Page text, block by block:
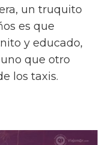
un truquito
es que
y educado,
que otro
los taxis.